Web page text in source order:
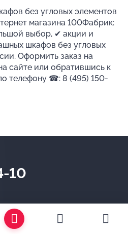
без угловых элементов
магазина 100Фабрик:
выбор, ✔ акции и
шкафов без угловых
Оформить заказ на
сайте или обратившись к
телефону ☎: 8 (495) 150-
10